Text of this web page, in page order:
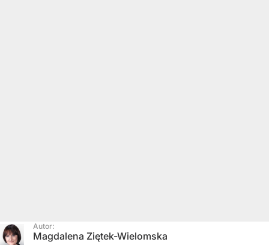
Autor:
Magdalena Ziętek-Wielomska